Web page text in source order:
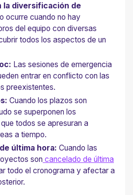
la diversificación de
ocurre cuando no hay
del equipo con diversas
todos los aspectos de un
Las sesiones de emergencia
entrar en conflicto con las
preexistentes.
Cuando los plazos son
se superponen los
todos se apresuran a
a tiempo.
última hora:Cuando las
son cancelado de última
todo el cronograma y afectar a